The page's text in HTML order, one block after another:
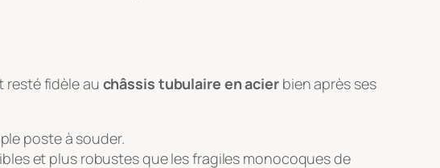
resté fidèle au châssis tubulaire en acierbien après ses
poste à souder.
et plus robustes que les fragiles monocoques de